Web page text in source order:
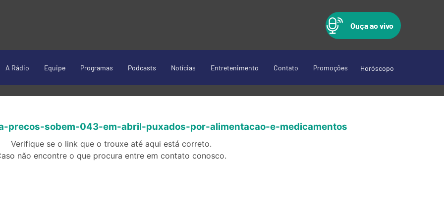
Ouça ao vivo
A Rádio Equipe Programas Podcasts Notícias Entretenimento Contato Promoções Horóscopo
precos-sobem-043-em-abril-puxados-por-alimentacao-e-medicamentos
Verifique se o link que o trouxe até aqui está correto.
não encontre o que procura entre em contato conosco.